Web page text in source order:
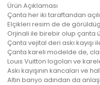
Ürün Açıklaması
Çanta her iki taraftandan
Elçikleri resim de de